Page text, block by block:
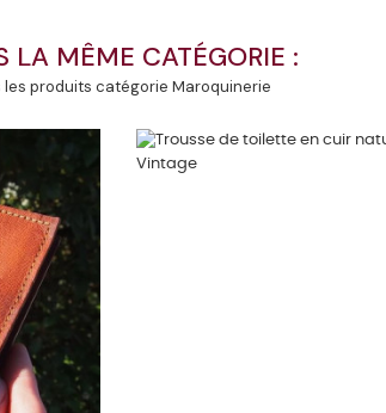
LA MÊME CATÉGORIE :
les produits catégorie Maroquinerie